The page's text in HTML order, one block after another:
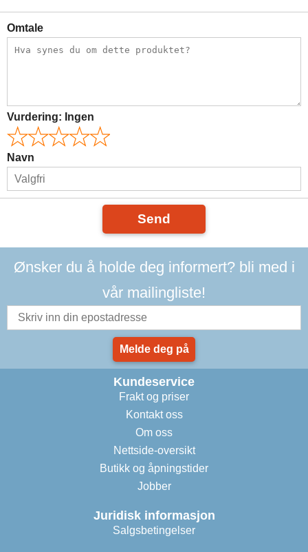
Omtale
Vurdering: Ingen
Navn
Send
Ønsker du å holde deg informert? bli med i
vår mailingliste!
Melde deg på
Kundeservice
Frakt og priser
Kontakt oss
Om oss
Nettside-oversikt
Butikk og åpningstider
Jobber
Juridisk informasjon
Salgsbetingelser